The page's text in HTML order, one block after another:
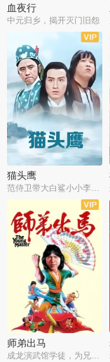
血夜行
中元归乡，揭开灭门旧怨
猫头鹰
范侍卫带大白鲨小小李破案寻妃
师弟出马
成龙演武馆学徒，为兄搏命战黑道